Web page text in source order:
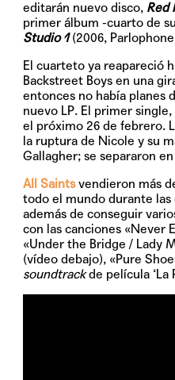
editarán nuevo disco, Red
primer álbum -cuarto de
Studio 1(2006,
El cuarteto ya reapareció
Backstreet Boys en una
entonces no había planes
nuevo LP. El primer single,
el próximo 26 de febrero.
la ruptura de Nicole y su
Gallagher; se separaron
All Saintsvendieron más
todo el mundo durante las
además de conseguir
con las canciones «Never
«Under the Bridge / Lady
(vídeo debajo), «Pure
soundtrackde película ‘La